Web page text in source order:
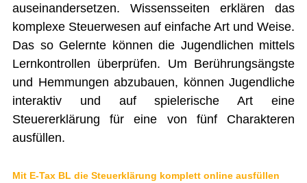
auseinandersetzen. Wissensseiten erklären das
komplexe Steuerwesen auf einfache Art und Weise.
Das so Gelernte können die Jugendlichen mittels
Lernkontrollen überprüfen. Um Berührungsängste
und Hemmungen abzubauen, können Jugendliche
interaktiv und auf spielerische Art eine
Steuererklärung für eine von fünf Charakteren
ausfüllen.
Mit E-Tax BL die Steuerklärung komplett online ausfüllen